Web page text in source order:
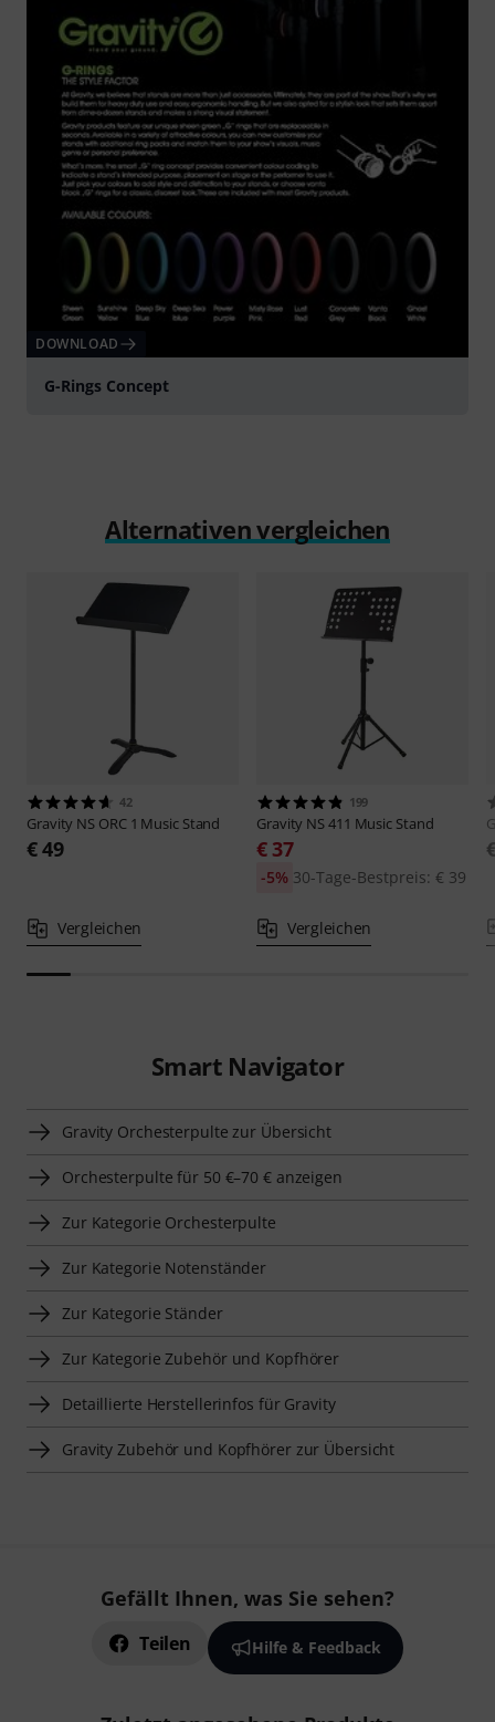
DOWNLOAD
G-Rings Concept
Alternativen vergleichen
42
Gravity NS ORC 1 Music Stand
€ 49
Vergleichen
199
Gravity NS 411 Music Stand
€ 37
30-Tage-Bestpreis: € 39
-5%
Vergleichen
Smart Navigator
Gravity Orchesterpulte zur Übersicht
Orchesterpulte für 50 €–70 € anzeigen
Zur Kategorie Orchesterpulte
Zur Kategorie Notenständer
Zur Kategorie Ständer
Zur Kategorie Zubehör und Kopfhörer
Detaillierte Herstellerinfos für Gravity
Gravity Zubehör und Kopfhörer zur Übersicht
Gefällt Ihnen, was Sie sehen?
Teilen Hilfe & Feedback